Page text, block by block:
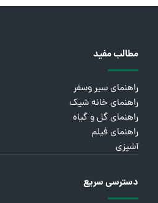
مطالب مفید
راهنمای سیر وسفر
راهنمای خانه شیک
راهنمای گل و گیاه
راهنمای فیلم
آشپزی
دسترسی سریع